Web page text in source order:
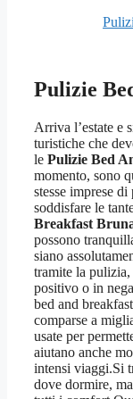
Pulizie
Arriva l’estate e
turistiche che
le Pulizie Bed
momento, sono
stesse imprese
soddisfare le
Breakfast
possono
siano
tramite la
positivo o in
bed and
comparse a
usate per
aiutano anche
intensi viaggi.Si
dove dormire,